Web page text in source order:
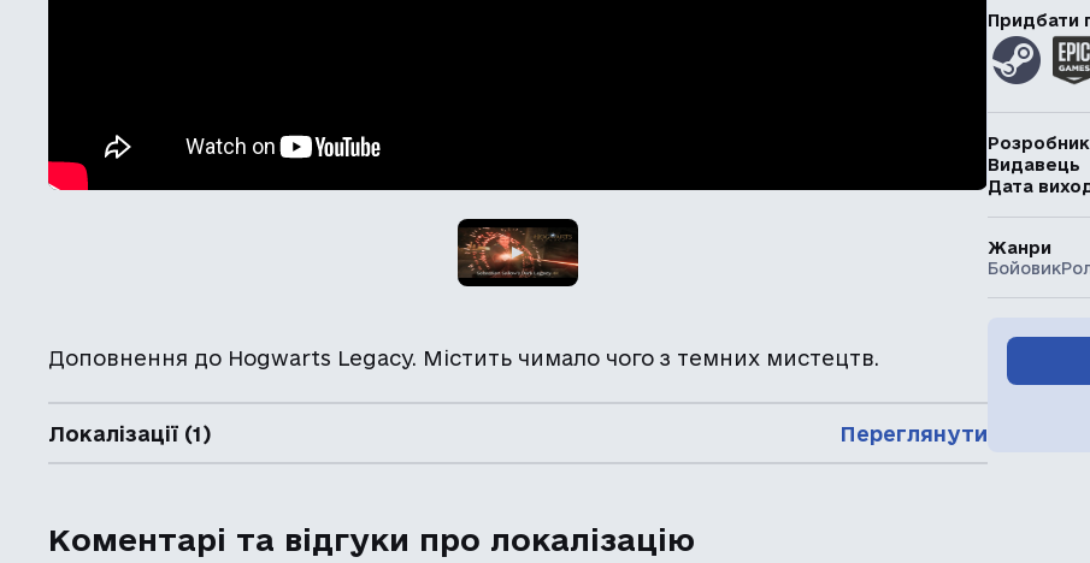
Доповнення до Hogwarts Legacy. Містить чимало чого з темних мистецтв.
Локалізації (1) Переглянути
Коментарі та відгуки про локалізацію
Придбати
Розробник
Видавець
Дата
Жанри
Бойовик